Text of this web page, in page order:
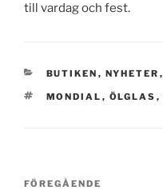
till vardag och fest.
KATEGORIER
BUTIKEN , NYHETER ,
TAGGAR
MONDIAL , ÖLGLAS ,
Inläggsnavigering
Föregående
FÖREGÅENDE